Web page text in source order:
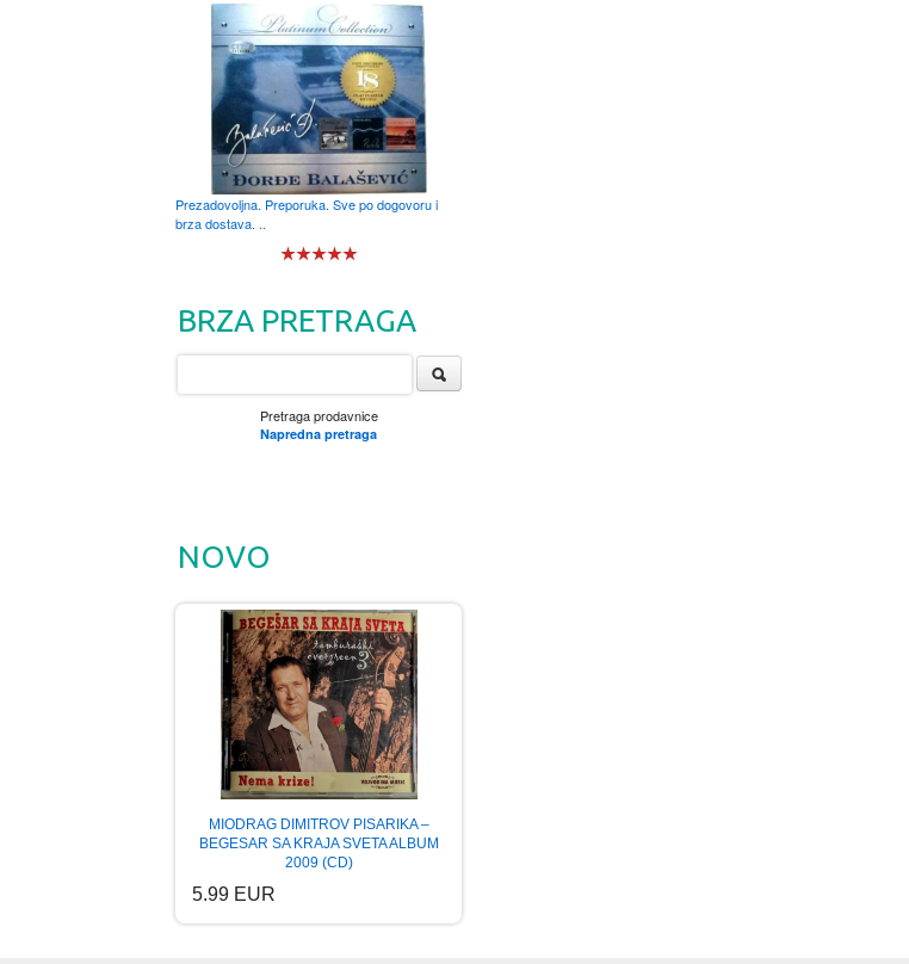
Prezadovoljna. Preporuka. Sve po dogovoru i
brza dostava. ..
BRZA PRETRAGA
Pretraga prodavnice
Napredna pretraga
NOVO
MIODRAG DIMITROV PISARIKA –
BEGESAR SA KRAJA SVETA ALBUM
2009 (CD)
5.99 EUR